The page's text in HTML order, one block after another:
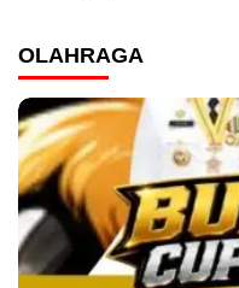
OLAHRAGA